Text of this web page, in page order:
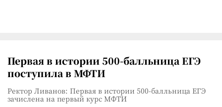
Первая в истории 500-балльница ЕГЭ
поступила в МФТИ
Ректор Ливанов: Первая в истории 500-балльница ЕГЭ
зачислена на первый курс МФТИ